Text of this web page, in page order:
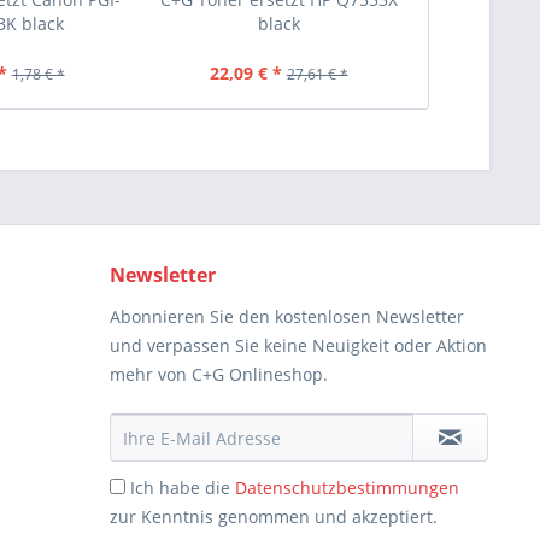
black
1,78 € *
black
22,09 € * 27,61 € *
Newsletter
Abonnieren Sie den kostenlosen Newsletter
und verpassen Sie keine Neuigkeit oder Aktion
mehr von C+G Onlineshop.
Ich habe die Datenschutzbestimmungen
zur Kenntnis genommen und akzeptiert.